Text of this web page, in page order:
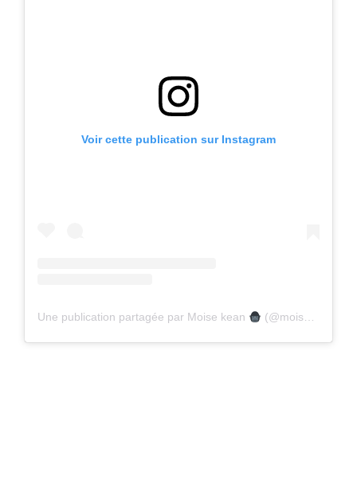
Voir cette publication sur Instagram
Une publication partagée par Moise kean (@moise_kean)